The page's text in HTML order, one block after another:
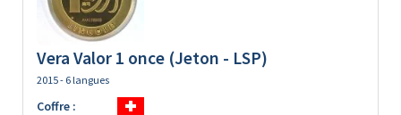
Vera Valor 1 once (Jeton - LSP)
2015 - 6 langues
Coffre :